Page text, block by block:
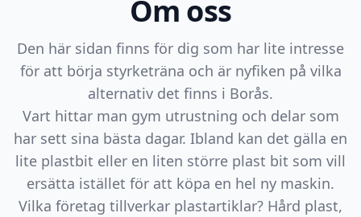
Om oss
Den här sidan finns för dig som har lite intresse
för att börja styrketräna och är nyfiken på vilka
alternativ det finns i Borås.
Vart hittar man gym utrustning och delar som
har sett sina bästa dagar. Ibland kan det gälla en
lite plastbit eller en liten större plast bit som vill
ersätta istället för att köpa en hel ny maskin.
Vilka företag tillverkar plastartiklar? Hård plast,